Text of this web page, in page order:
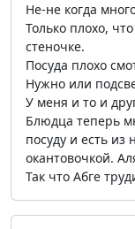
Не-не когда
Только плохо,
стеночке.
Посуда плохо
Нужно или
У меня и то и
Блюдца теперь
посуду и есть
окантовочкой.
Так что Абге